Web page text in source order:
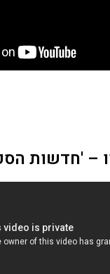
'חדשות